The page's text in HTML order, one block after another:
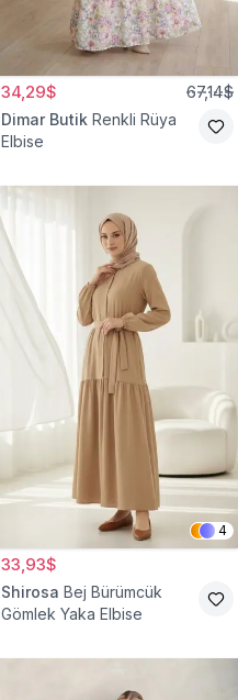
34,29$ 67,14$
Dimar Butik Renkli Rüya
Elbise
4
33,93$
Shirosa Bej Bürümcük
Gömlek Yaka Elbise